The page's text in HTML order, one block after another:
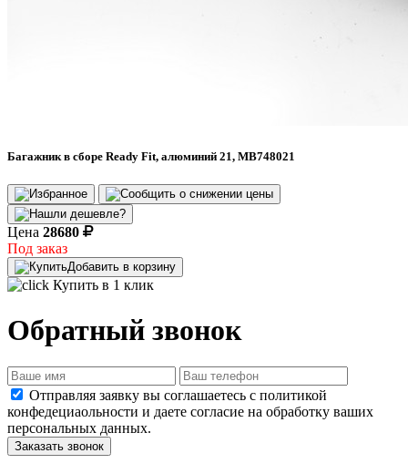
Багажник в сборе Ready Fit, алюминий 21, MB748021
Цена 28680
Под заказ
Добавить в корзину
Купить в 1 клик
Обратный звонок
Отправляя заявку вы соглашаетесь с политикой
конфедециаольности и даете согласие на обработку ваших
персональных данных.
Заказать звонок